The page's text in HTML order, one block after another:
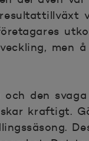
men
den
kraftigt.